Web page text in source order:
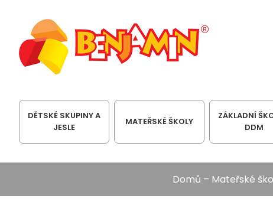
DĚTSKÉ SKUPINY A
JESLE
MATEŘSKÉ ŠKOLY
ZÁKLADNÍ
DDM
Domů – Mateřské